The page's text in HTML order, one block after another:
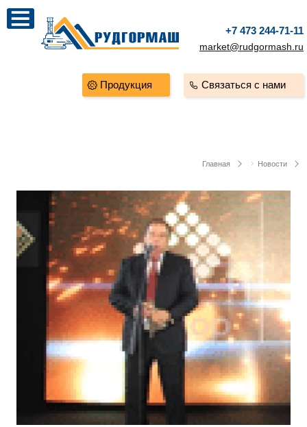
+7 473 244-71-11
market@rudgormash.ru
Связаться с нами
Продукция
Главная Новости